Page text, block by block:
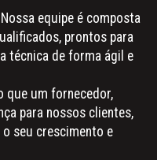
Nossa equipe é composta
prontos para
técnica de forma ágil e
que um fornecedor,
para nossos clientes,
seu crescimento e